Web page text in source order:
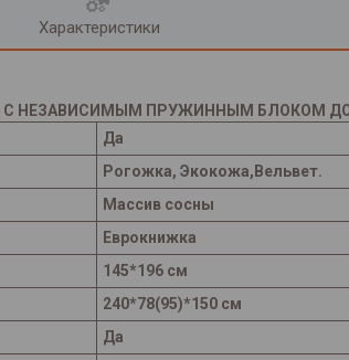
Характеристики
НЕЗАВИСИМЫМ ПРУЖИННЫМ БЛОКОМ
Да
Рогожка, Экокожа,Вельвет.
Массив сосны
Еврокнижка
145*196 см
240*78(95)*150 см
Да